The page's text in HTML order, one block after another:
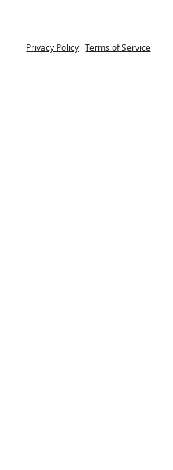
Privacy Policy Terms of Service